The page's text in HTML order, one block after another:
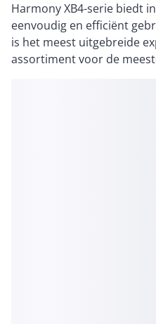
Harmony XB4-serie biedt
eenvoudig en efficiënt
is het meest uitgebreide
assortiment voor de